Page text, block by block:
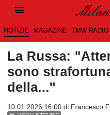
NOTIZIE MAGAZINE TMW RADIO
La Russa:
sono
della..."
10.01.2026 16:00 di Francesco